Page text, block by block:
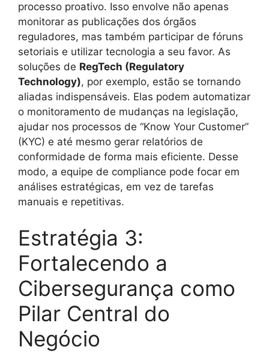
processo proativo. Isso envolve não apenas
monitorar as publicações dos órgãos
reguladores, mas também participar de fóruns
setoriais e utilizar tecnologia a seu favor. As
soluções de RegTech (Regulatory
Technology), por exemplo, estão se tornando
aliadas indispensáveis. Elas podem automatizar
o monitoramento de mudanças na legislação,
ajudar nos processos de “Know Your Customer”
(KYC) e até mesmo gerar relatórios de
conformidade de forma mais eficiente. Desse
modo, a equipe de compliance pode focar em
análises estratégicas, em vez de tarefas
manuais e repetitivas.
Estratégia 3:
Fortalecendo a
Cibersegurança como
Pilar Central do
Negócio